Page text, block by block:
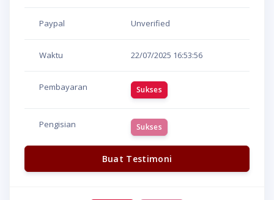
Paypal Unverified
Waktu 22/07/2025 16:53:56
Pembayaran Sukses
Pengisian Sukses
Buat Testimoni